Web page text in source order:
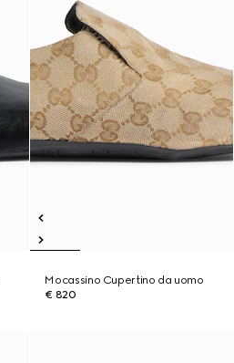
Mocassino Cupertino da uomo
€ 820